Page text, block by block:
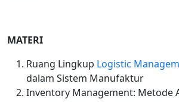
MATERI
Ruang Lingkup Logistic
dalam Sistem Manufaktur
Inventory Management: Metode